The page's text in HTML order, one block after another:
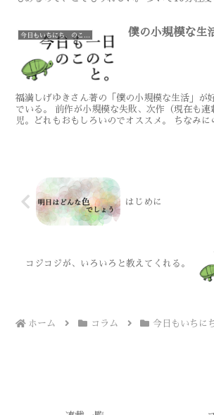
今日もいちにち、のこのこと 僕の小規模な生
福満しげゆきさん著の「僕の小規模な生活」が
でいる。 前作が小規模な失敗、次作（現在も連
児。どれもおもしろいのでオススメ。 ちなみ
はじめに
コジコジが、いろいろと教えてくれる。
ホーム コラム 今日もいちに